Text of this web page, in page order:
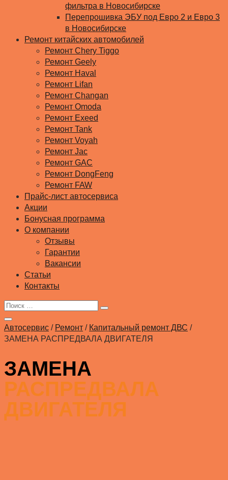
фильтра в Новосибирске
Перепрошивка ЭБУ под Евро 2 и Евро 3
в Новосибирске
Ремонт китайских автомобилей
Ремонт Chery Tiggo
Ремонт Geely
Ремонт Haval
Ремонт Lifan
Ремонт Changan
Ремонт Omoda
Ремонт Exeed
Ремонт Tank
Ремонт Voyah
Ремонт Jac
Ремонт GAC
Ремонт DongFeng
Ремонт FAW
Прайс-лист автосервиса
Акции
Бонусная программа
О компании
Отзывы
Гарантии
Вакансии
Статьи
Контакты
Автосервис / Ремонт / Капитальный ремонт ДВС /
ЗАМЕНА РАСПРЕДВАЛА ДВИГАТЕЛЯ
ЗАМЕНА
РАСПРЕДВАЛА
ДВИГАТЕЛЯ